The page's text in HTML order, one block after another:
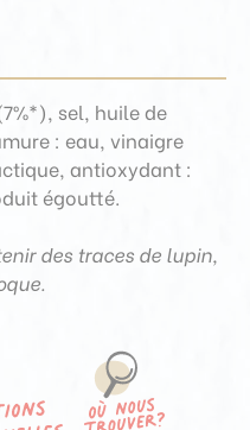
sel, huile de
: eau, vinaigre
antioxydant :
égoutté.
des traces de lupin,